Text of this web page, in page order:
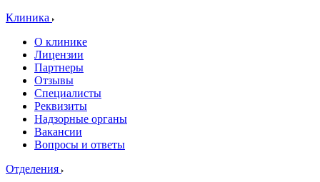
Клиника
О клинике
Лицензии
Партнеры
Отзывы
Специалисты
Реквизиты
Надзорные органы
Вакансии
Вопросы и ответы
Отделения